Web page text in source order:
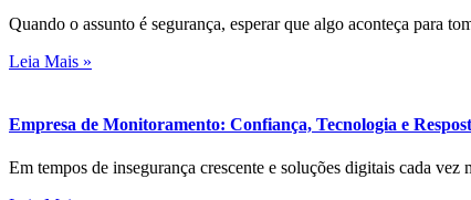
Quando o assunto é segurança, esperar que algo aconteça para
Leia Mais »
Empresa de Monitoramento: Confiança, Tecnologia e
Em tempos de insegurança crescente e soluções digitais cada vez